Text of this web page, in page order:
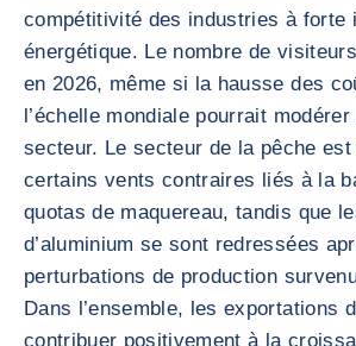
compétitivité des industries à forte
énergétique. Le nombre de
en 2026, même si la hausse des
l’échelle mondiale pourrait
secteur. Le secteur de la pêche
certains vents contraires liés à la
quotas de maquereau, tandis que
d’aluminium se sont redressées
perturbations de production
Dans l’ensemble, les exportations
contribuer positivement à la